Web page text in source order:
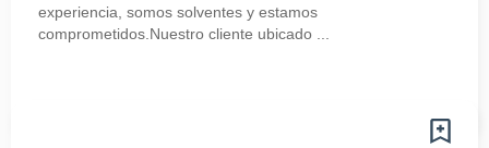
experiencia, somos solventes y estamos
comprometidos.Nuestro cliente ubicado ...